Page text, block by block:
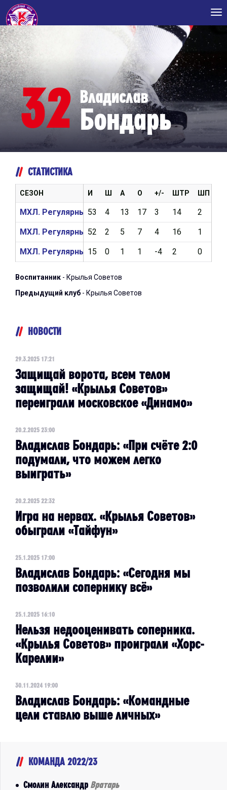
32 Владислав
Бондарь
СТАТИСТИКА
И Ш А О +/- ШТР ШП
53 4 13 17 3 14 2
52 2 5 7 4 16 1
15 0 1 1 -4 2 0
СЕЗОН
МХЛ. Регулярный чемпионат 2024/2025
МХЛ. Регулярный чемпионат 2023/2024
МХЛ. Регулярный чемпионат 2022/2023
Воспитанник - Крылья Советов
Предыдущий клуб - Крылья Советов
НОВОСТИ
29.3.2025 17:21
Защищай ворота, всем телом
защищай! «Крылья Советов»
переиграли московское «Динамо»
20.2.2025 23:00
Владислав Бондарь: «При счёте 2:0
подумали, что можем легко
выиграть»
20.2.2025 22:32
Игра на нервах. «Крылья Советов»
обыграли «Тайфун»
25.1.2025 17:00
Владислав Бондарь: ​«Сегодня мы
позволили сопернику всё»
25.1.2025 16:10
Нельзя недооценивать соперника.
«Крылья Советов» проиграли «Хорс-
Карелии»
30.11.2024 19:00
Владислав Бондарь: «Командные
цели ставлю выше личных»
КОМАНДА 2022/23
Смолин Александр Вратарь